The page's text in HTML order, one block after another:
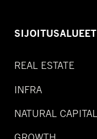
SIJOITUSALUEET
REAL ESTATE
INFRA
NATURAL CAPITAL